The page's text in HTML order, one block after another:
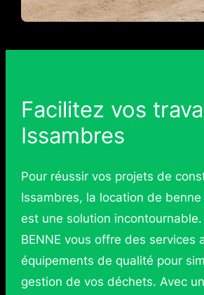
Facilitez vos
Issambres
Pour réussir vos projets de
Issambres, la location de
est une solution incontournable.
BENNE vous offre des services
équipements de qualité pour
gestion de vos déchets. Avec